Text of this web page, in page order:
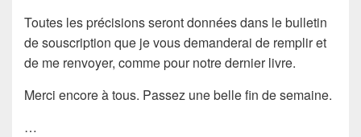
Toutes les précisions seront données dans le bulletin
de souscription que je vous demanderai de remplir et
de me renvoyer, comme pour notre dernier livre.
Merci encore à tous. Passez une belle fin de semaine.
…